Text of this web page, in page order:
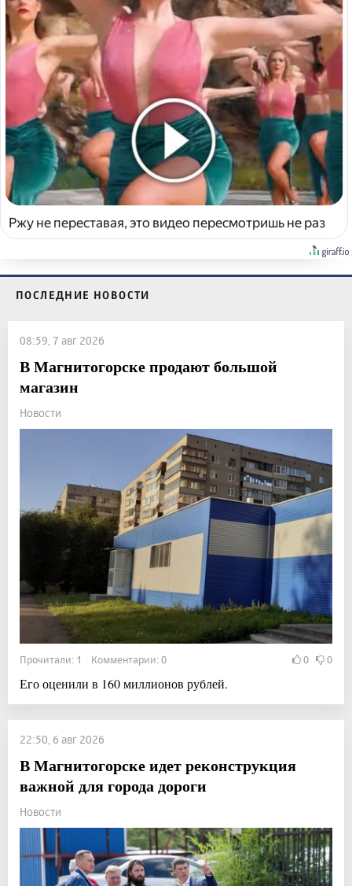
Ржу не переставая, это видео пересмотришь не раз
ПОСЛЕДНИЕ НОВОСТИ
08:59, 7 авг 2026
В Магнитогорске продают большой
магазин
Новости
Прочитали: 1 Комментарии: 0 0 0
Его оценили в 160 миллионов рублей.
22:50, 6 авг 2026
В Магнитогорске идет реконструкция
важной для города дороги
Новости